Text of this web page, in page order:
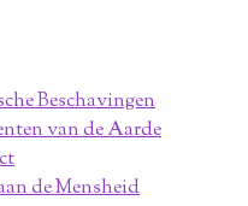
Beschavingen
van de Aarde
de Mensheid